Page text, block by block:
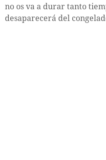
no os va a durar tanto
desaparecerá del